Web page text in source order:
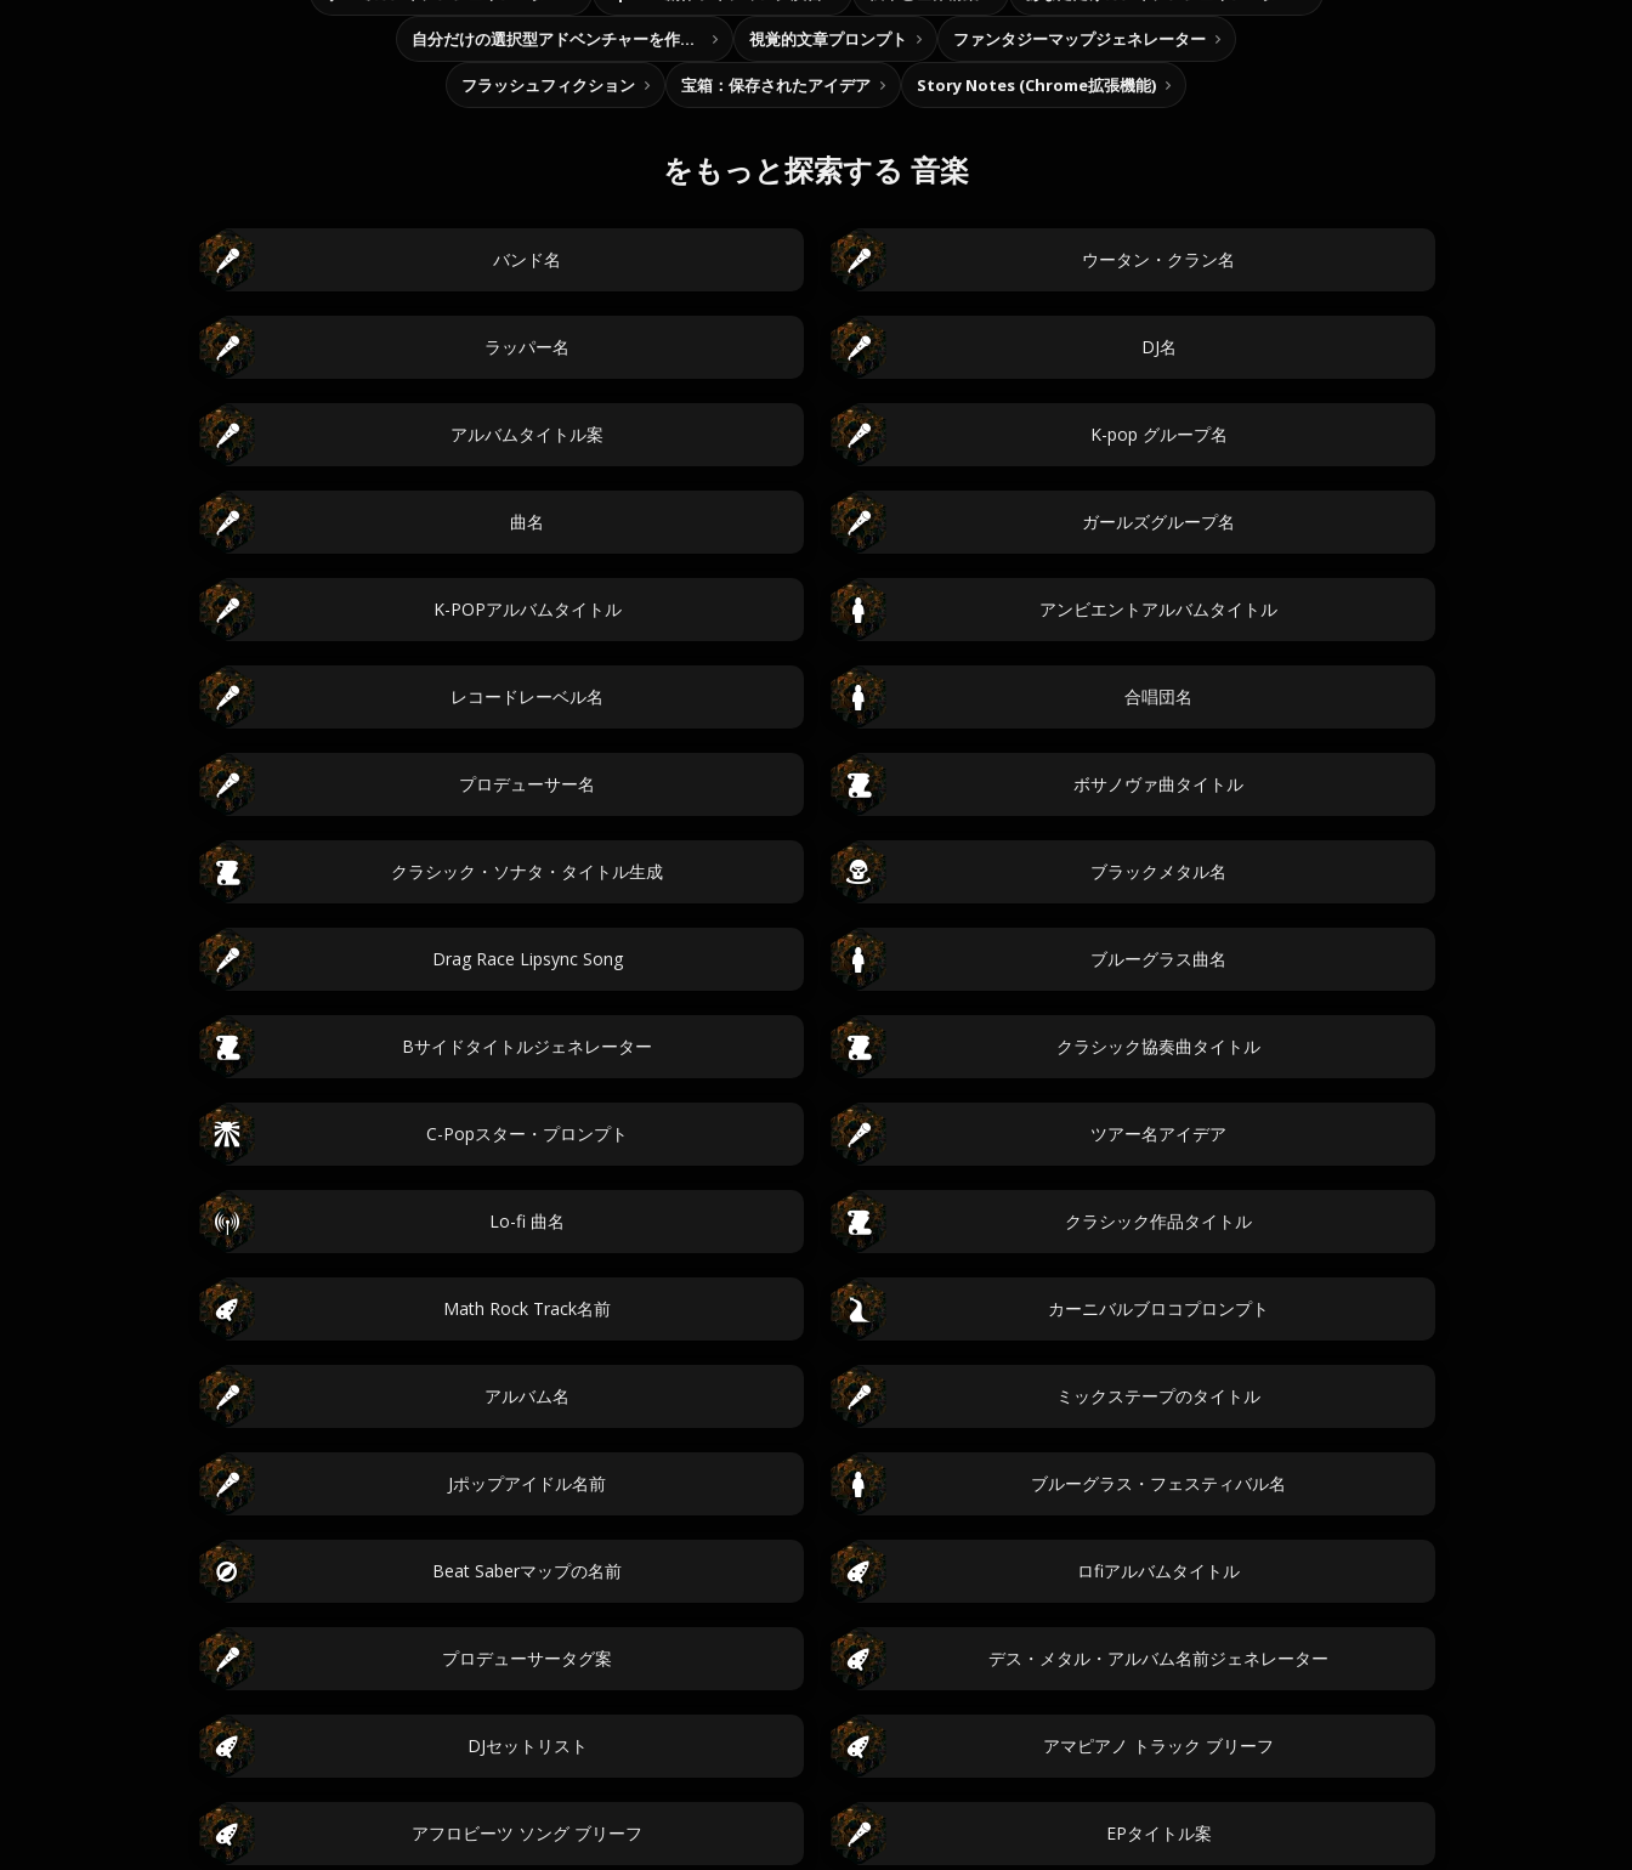
自分だけの選択型アドベンチャーを作ろう 視覚的文章プロンプト ファンタジーマップジェネレーター
フラッシュフィクション 宝箱：保存されたアイデア Story Notes (Chrome拡張機能)
をもっと探索する 音楽
バンド名 ウータン・クラン名
ラッパー名 DJ名
アルバムタイトル案 K-pop グループ名
曲名 ガールズグループ名
K-POPアルバムタイトル アンビエントアルバムタイトル
レコードレーベル名 合唱団名
プロデューサー名 ボサノヴァ曲タイトル
クラシック・ソナタ・タイトル生成 ブラックメタル名
Drag Race Lipsync Song ブルーグラス曲名
Bサイドタイトルジェネレーター クラシック協奏曲タイトル
C-Popスター・プロンプト ツアー名アイデア
Lo-fi 曲名 クラシック作品タイトル
Math Rock Track名前 カーニバルブロコプロンプト
アルバム名 ミックステープのタイトル
Jポップアイドル名前 ブルーグラス・フェスティバル名
Beat Saberマップの名前 ロfiアルバムタイトル
プロデューサータグ案 デス・メタル・アルバム名前ジェネレーター
DJセットリスト アマピアノ トラック ブリーフ
アフロビーツ ソング ブリーフ EPタイトル案